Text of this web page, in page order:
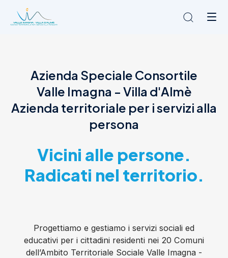
L'Ambito
Cosa facciamo
News
Amministrazione trasparente
Azienda Speciale Consortile
Valle Imagna - Villa d'Almè
Azienda territoriale per i servizi alla
persona
Vicini alle persone.
Radicati nel territorio.
Progettiamo e gestiamo i servizi sociali ed
educativi per i cittadini residenti nei 20 Comuni
dell’Ambito Territoriale Sociale Valle Imagna -